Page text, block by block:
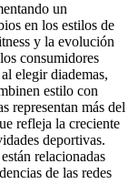
un
en los estilos de
y la evolución
consumidores
elegir diademas,
estilo con
representan más del
refleja la creciente
deportivas.
relacionadas
de las redes